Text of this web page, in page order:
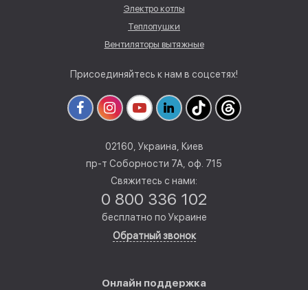
Электро котлы
Теплопушки
Вентиляторы вытяжные
Присоединяйтесь к нам в соцсетях!
02160, Украина, Киев
пр-т Соборности 7А, оф. 715
Свяжитесь с нами:
0 800 336 102
бесплатно по Украине
Обратный звонок
Онлайн поддержка